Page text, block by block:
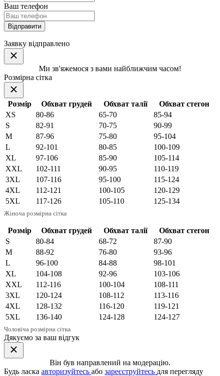
Ваш телефон
Відправити
Заявку відправлено
Ми зв'яжемося з вами найближчим часом!
Розмірна сітка
Жіноча розмірна сітка
Розмір Обхват грудей Обхват талії
Обхват стегон
XS
80-86 65-70
85-94
S
82-91 70-75
90-99
M
87-96 75-80
95-104
L
92-101 80-85
100-109
XL
97-106 85-90
105-114
XXL
102-111 90-95
110-119
3XL
107-116 95-100
115-124
4XL
112-121 100-105
120-129
5XL
117-126 105-110 125-134
Чоловіча розмірна сітка
Розмір Обхват грудей Обхват талії
Обхват стегон
S
80-84 68-72
87-90
M
88-92 76-80
93-96
L
96-100 84-88
98-101
XL
104-108 92-96
103-106
XXL
112-116 100-104
108-111
3XL
120-124 108-112
113-116
4XL
128-132 116-120
119-121
5XL
136-140 124-128 124-127
Дякуємо за ваш відгук
Він був направлений на модерацію.
Будь ласка авторизуйтесь або зареєструйтесь для перегляду